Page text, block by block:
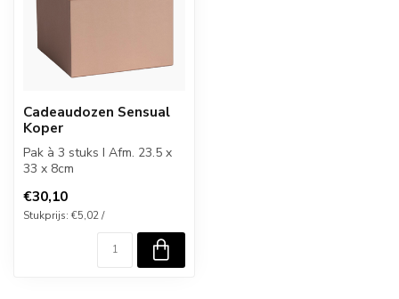
Cadeaudozen Sensual
Koper
Pak à 3 stuks I Afm. 23.5 x
33 x 8cm
€30,10
Stukprijs: €5,02 /